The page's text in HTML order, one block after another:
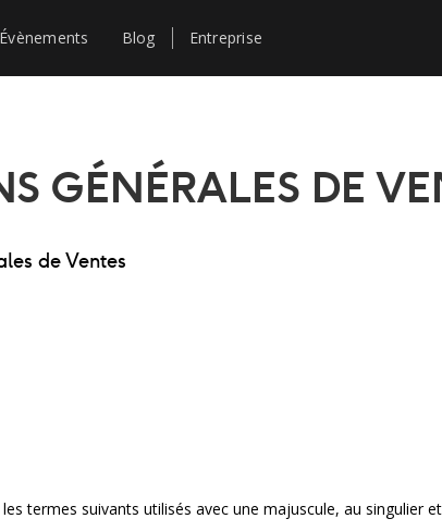
Évènements Blog Entreprise
GÉNÉRALES DE
de Ventes
termes suivants utilisés avec une majuscule, au singulier